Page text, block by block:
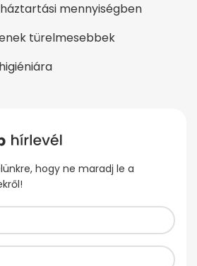
mennyiségben
türelmesebbek
hogy ne maradj le a